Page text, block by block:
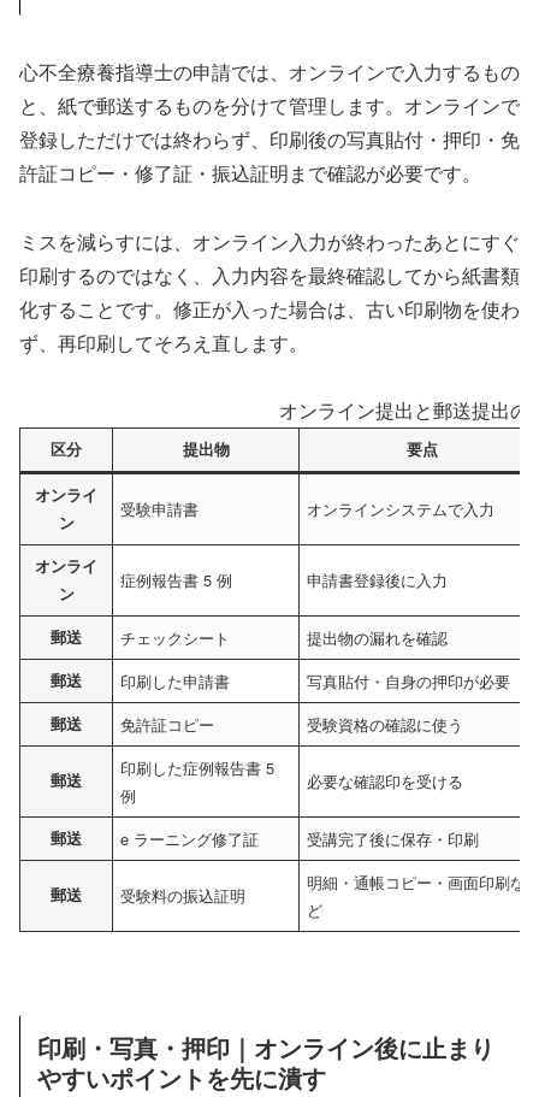
心不全療養指導士の申請では、オンラインで入力するもの
と、紙で郵送するものを分けて管理します。オンラインで
登録しただけでは終わらず、印刷後の写真貼付・押印・免
許証コピー・修了証・振込証明まで確認が必要です。
ミスを減らすには、オンライン入力が終わったあとにすぐ
印刷するのではなく、入力内容を最終確認してから紙書類
化することです。修正が入った場合は、古い印刷物を使わ
ず、再印刷してそろえ直します。
オンライン提出と郵送提出の
区分 提出物 要点
オンライ
ン
受験申請書 オンラインシステムで入力
オンライ
ン
症例報告書 5 例 申請書登録後に入力
郵送 チェックシート 提出物の漏れを確認
郵送 印刷した申請書 写真貼付・自身の押印が必要
郵送 免許証コピー 受験資格の確認に使う
郵送
印刷した症例報告書 5
例
必要な確認印を受ける
郵送 e ラーニング修了証 受講完了後に保存・印刷
郵送 受験料の振込証明
明細・通帳コピー・画面印刷な
ど
印刷・写真・押印｜オンライン後に止まり
やすいポイントを先に潰す